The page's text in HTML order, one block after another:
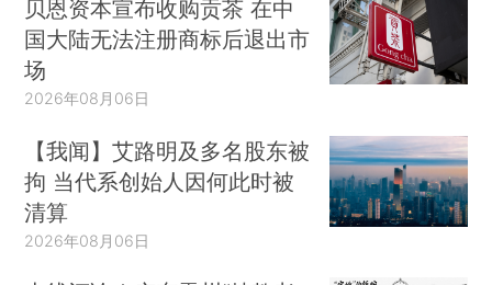
贝恩资本宣布收购贡茶 在中
国大陆无法注册商标后退出市
场
2026年08月06日
【我闻】艾路明及多名股东被
拘 当代系创始人因何此时被
清算
2026年08月06日